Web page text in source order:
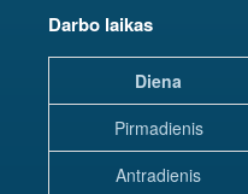
Darbo laikas
Diena
Pirmadienis
Antradienis